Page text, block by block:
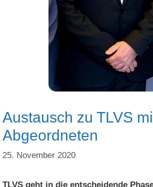
Austausch zu TLVS
Abgeordneten
25. November 2020
TLVS geht in die entscheidende